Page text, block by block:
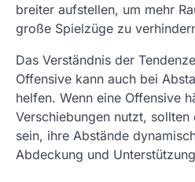
breiter aufstellen, um mehr
große Spielzüge zu
Das Verständnis der
Offensive kann auch bei
helfen. Wenn eine Offensive
Verschiebungen nutzt,
sein, ihre Abstände
Abdeckung und